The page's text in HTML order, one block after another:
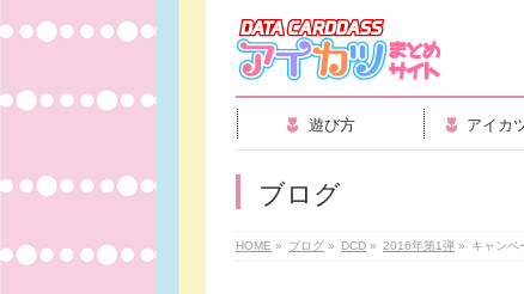
遊び方 アイカ
ブログ
HOME » ブログ » DCD » 2016年第1弾 » キャンペ